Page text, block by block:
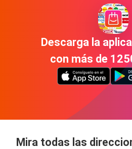
Descarga la
con más de
Mira todas las